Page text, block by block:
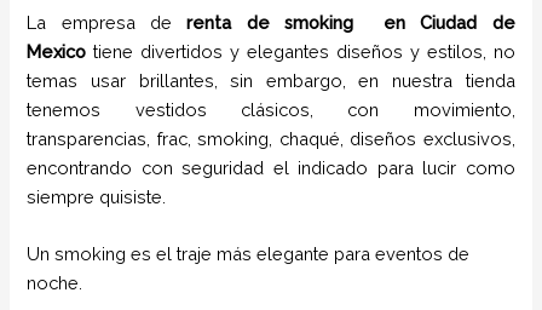
La empresa derenta de smoking
en Ciudad de
Mexico tiene divertidos y elegantes diseños y estilos,
no
temas usar brillantes, sin embargo, en nuestra tienda
tenemos vestidos clásicos, con movimiento,
transparencias, frac, smoking, chaqué, diseños exclusivos,
encontrando con seguridad el indicado para lucir como
siempre quisiste.
Un smoking es el traje más elegante para eventos de
noche.